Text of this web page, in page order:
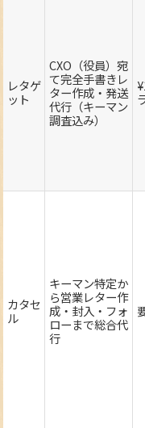
レタゲ
ット
CXO（役員）宛
て完全手書きレ
ター作成・発送
代行（キーマン
調査込み）
カタセ
ル
キーマン特定か
ら営業レター作
成・封入・フォ
ローまで総合代
行